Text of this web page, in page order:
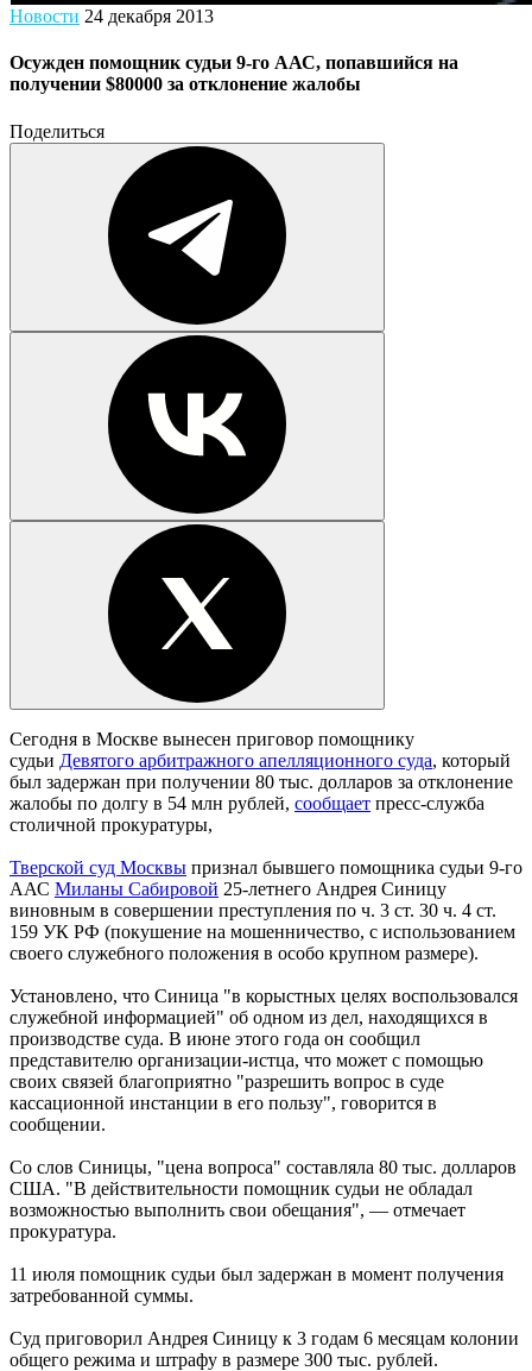
Новости 24 декабря 2013
Осужден помощник судьи 9-го ААС, попавшийся на
получении $80000 за отклонение жалобы
Поделиться
Сегодня в Москве вынесен приговор помощнику
судьи Девятого арбитражного апелляционного суда, который
был задержан при получении 80 тыс. долларов за отклонение
жалобы по долгу в 54 млн рублей, сообщает пресс-служба
столичной прокуратуры,
Тверской суд Москвы признал бывшего помощника судьи 9-го
ААС Миланы Сабировой 25-летнего Андрея Синицу
виновным в совершении преступления по ч. 3 ст. 30 ч. 4 ст.
159 УК РФ (покушение на мошенничество, с использованием
своего служебного положения в особо крупном размере).
Установлено, что Синица "в корыстных целях воспользовался
служебной информацией" об одном из дел, находящихся в
производстве суда. В июне этого года он сообщил
представителю организации-истца, что может с помощью
своих связей благоприятно "разрешить вопрос в суде
кассационной инстанции в его пользу", говорится в
сообщении.
Со слов Синицы, "цена вопроса" составляла 80 тыс. долларов
США. "В действительности помощник судьи не обладал
возможностью выполнить свои обещания", — отмечает
прокуратура.
11 июля помощник судьи был задержан в момент получения
затребованной суммы.
Суд приговорил Андрея Синицу к 3 годам 6 месяцам колонии
общего режима и штрафу в размере 300 тыс. рублей.